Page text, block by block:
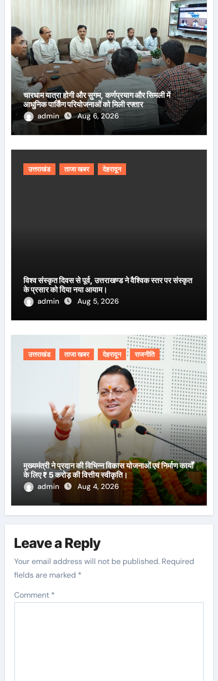
चारधाम यात्रा होगी और सुगम, कर्णप्रयाग और सिमली में
आधुनिक पार्किंग परियोजनाओं को मिली रफ्तार
admin
Aug 6, 2026
उत्तराखंड ताजा खबर देहरादून
विश्व संस्कृत दिवस से पूर्व, उत्तराखण्ड ने वैश्विक स्तर पर संस्कृत
के प्रसार को दिया नया आयाम।
admin
Aug 5, 2026
उत्तराखंड ताजा खबर देहरादून राजनीति
मुख्यमंत्री ने प्रदान की विभिन्न विकास योजनाओं एवं निर्माण कार्यों
के लिए ₹ 5 करोड़ की वित्तीय स्वीकृति।
admin
Aug 4, 2026
Leave a Reply
Your email address will not be published. Required
fields are marked *
Comment *